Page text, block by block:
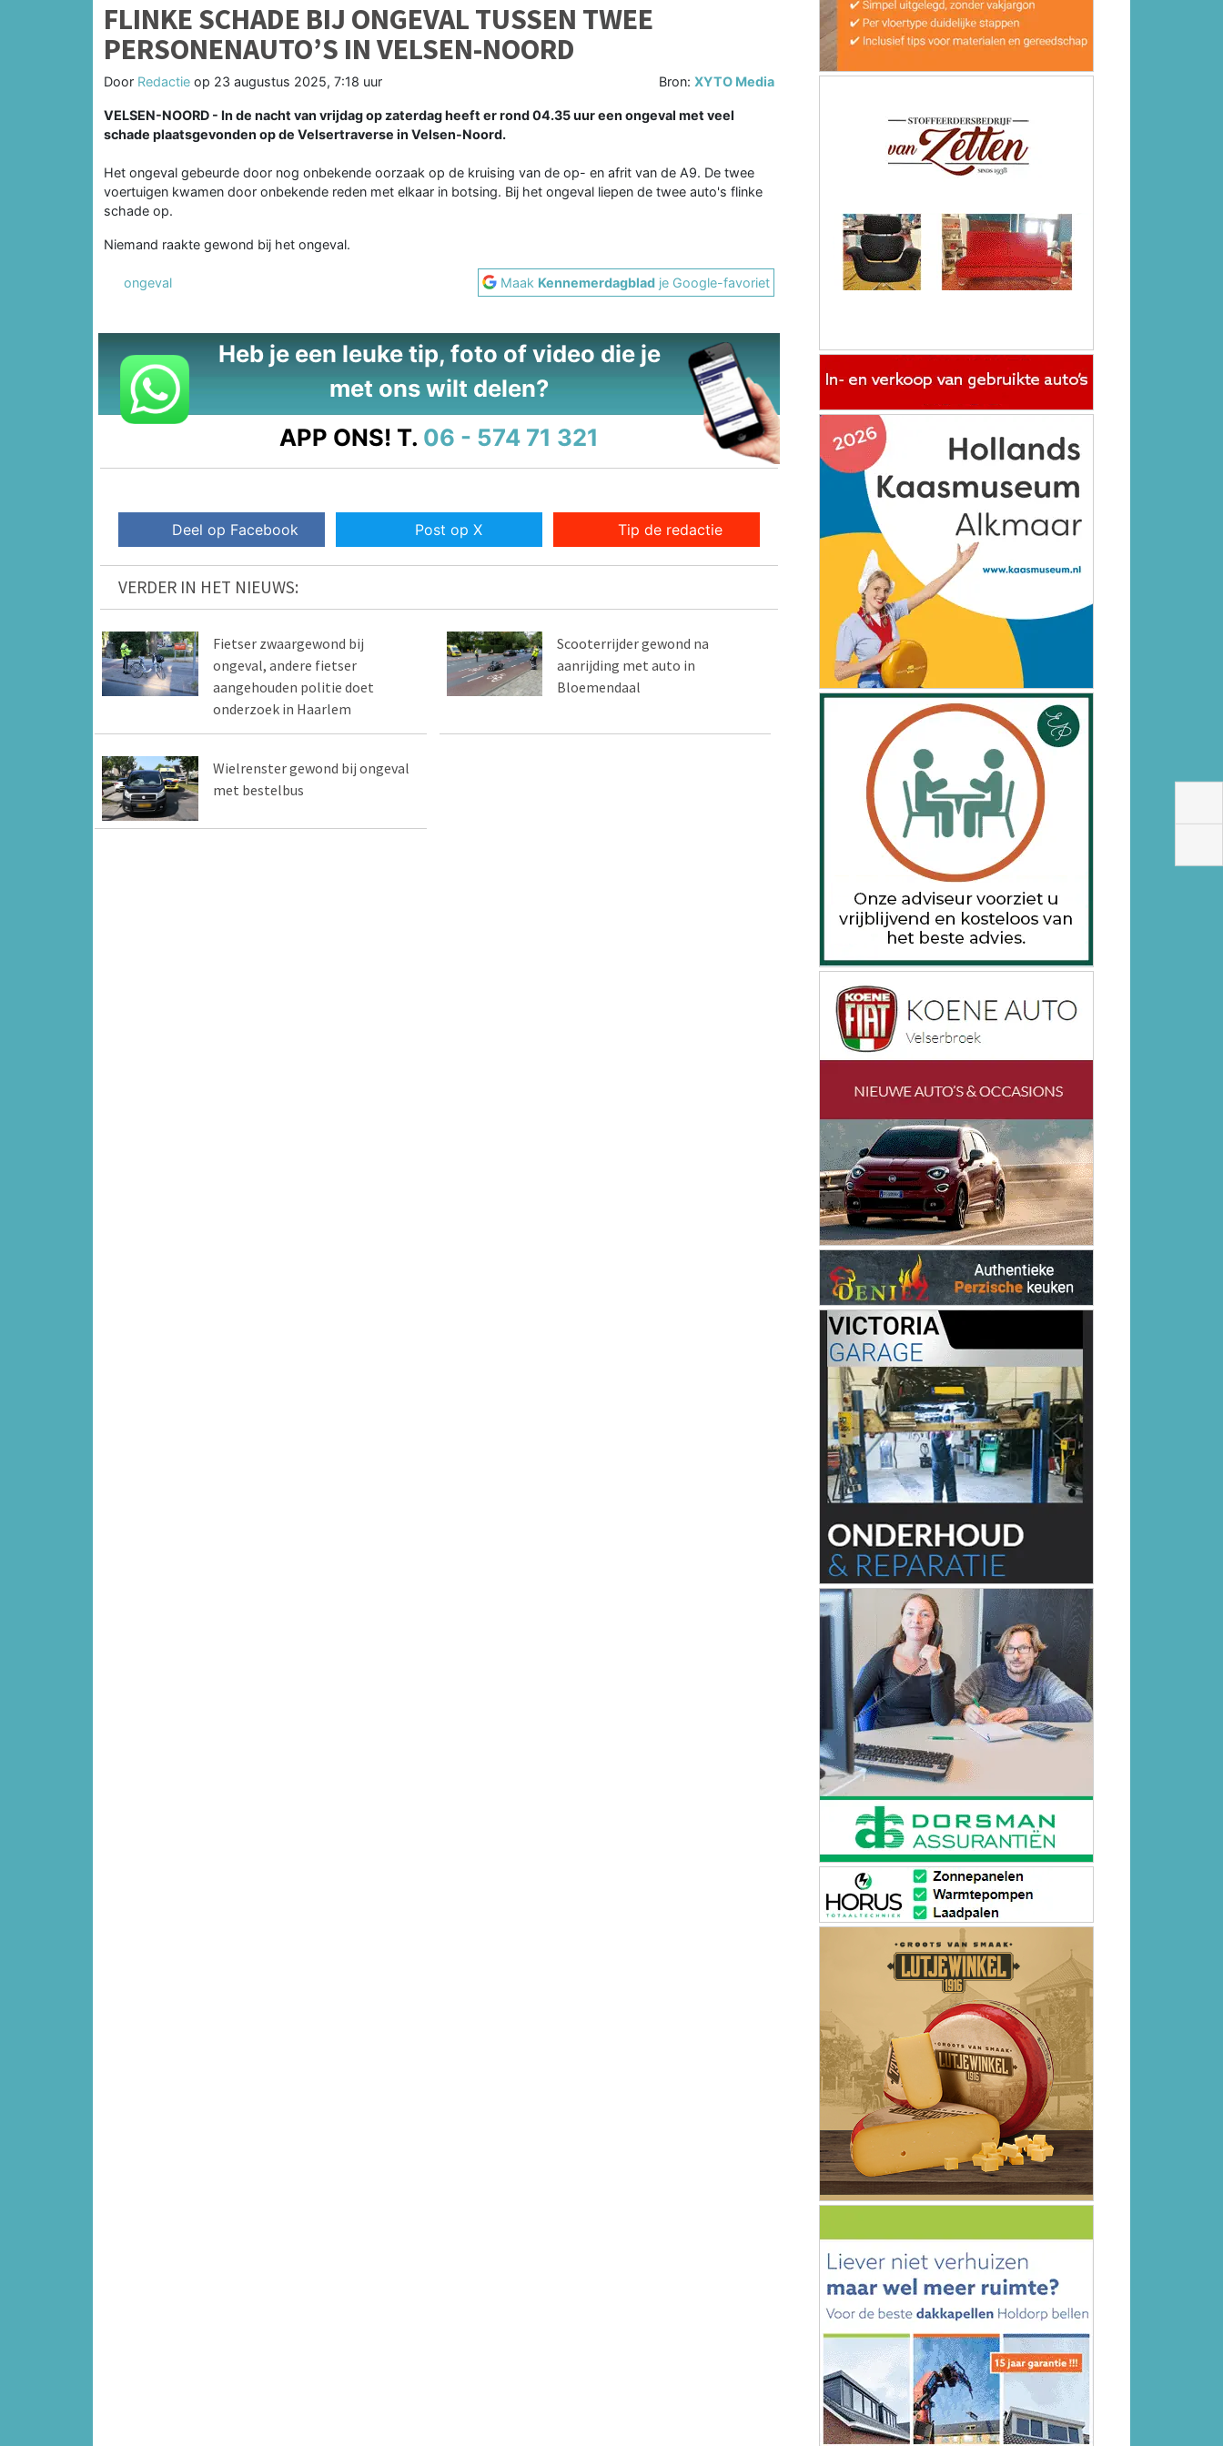
FLINKE SCHADE BIJ ONGEVAL TUSSEN TWEE
PERSONENAUTO’S IN VELSEN-NOORD
Door Redactie op 23 augustus 2025, 7:18 uur Bron:XYTO Media
VELSEN-NOORD - In de nacht van vrijdag op zaterdag heeft er rond 04.35 uur een ongeval met veel
schade plaatsgevonden op de Velsertraverse in Velsen-Noord.
Het ongeval gebeurde door nog onbekende oorzaak op de kruising van de op- en afrit van de A9. De twee
voertuigen kwamen door onbekende reden met elkaar in botsing. Bij het ongeval liepen de twee auto's flinke
schade op.
Niemand raakte gewond bij het ongeval.
ongeval Maak Kennemerdagblad je Google-favoriet
Heb je een leuke tip, foto of video die je
met ons wilt delen?
APP ONS! T. 06 - 574 71 321
Deel op Facebook Post op X Tip de redactie
VERDER IN HET NIEUWS:
Fietser zwaargewond bij
ongeval, andere fietser
aangehouden politie doet
onderzoek in Haarlem
Scooterrijder gewond na
aanrijding met auto in
Bloemendaal
Wielrenster gewond bij ongeval
met bestelbus